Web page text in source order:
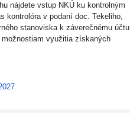
nájdete vstup NKÚ ku kontrolným
kontrolóra v podaní doc. Tekeliho,
stanoviska k záverečnému účtu
využitia získaných